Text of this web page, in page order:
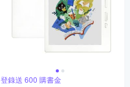
登錄送 600 購書金